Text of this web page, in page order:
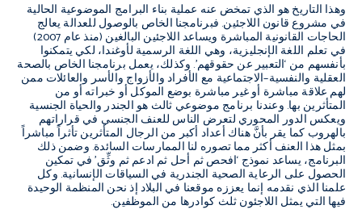
وهذا التاريخ هو الذي تمخض عنه عملية بناء البرامج الموضوعية الحالية
في مشروع قانون اللاجئين. فبرنامجنا الخاص بالوصول للعدالة يعالج
الحاجات القانونية المباشرة ويساعد اللاجئين البالغين (منذ عام 2007)
في تعلم اللغة الإنجليزية، وهي اللغة الرسمية لأوغندا، لكي يتمكنوا
بأنفسهم من ‘التعبير عن حقوقهم’. وكذلك، يعمل برنامجنا الخاص بالصحة
العقلية والنفسية–الاجتماعية مع الأفراد والأزواج والأسر والعائلات ممن
لهم علاقة مباشرة أو غير مباشرة بوضع الموكل أو خبراته أو من
المتأثرين بها. وعندنا برنامج موضوعي ثالث هو الجندر والحياة الجنسية
ويعكس الدور المحوري لتعرض الناس للعنف الجنسي في قراراتهم
بالهروب كما يقر بأنَّ هناك أعداد أكبر من الرجال المتأثرين تأثراً مباشراً
بمثل هذا العنف أكثر مما تصوره لنا الممارسات السائدة. وضمن ذلك
البرنامج، يساعد نموذج ‘افحص ثم أحل ثم ادعم ثم وثِّق’في تمكين
الحصول على الرعاية الصحية الجندرية في السياقات الإنسانية. وكل
علمنا الذي نقدمه إنما يعززه موقعنا في البلاد إذ نحن المنظمة الوحيدة
فيها التي يمثل اللاجئون ثلث كوادرها من الموظفين.